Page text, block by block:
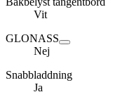
Vit
GLONASS
Nej
Snabbladdning
Ja